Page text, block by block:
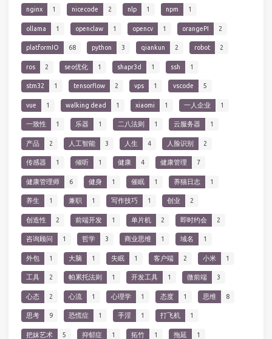
nginx 1 nicecode 2 nlp 1 npm 1
ollama 1 openclaw 1 opencv 1 orangePI 2
platformIO 68 python 3 qiankun 2 robot 2
ros 2 seo优化 1 shapr3d 1 ssh 1
stm32 1 tensorflow 2 vps 1 vscode 5
vue 1 walking dead 1 xiaomi 1 一人企业 1
一致性 1 乐器 1 二八法则 1 云服务器 1
产品 2 人工智能 3 人生 4 人脸识别 2
传感器 1 倾听 1 健康 4 健康管理 7
健康管理师 6 健身 1 催眠 1 养猫日志 1
养生 1 兼职 1 写作技巧 1 创业 2
创造性 2 前端开发 1 单片机 2 即时约会 2
咨询顾问 1 哲学 3 商业思维 1 域名 1
外包 1 大脑 1 失眠 1 客户端 2 小米 1
工具 2 帕累托法则 1 开发工具 1 微前端 3
心态 2 心流 1 心理学 1 态度 1 思维 8
思考 9 恐慌症 1 手淫 1 打飞机 1
把妹艺术 5 抑郁症 1 拓竹 1 拖延 1